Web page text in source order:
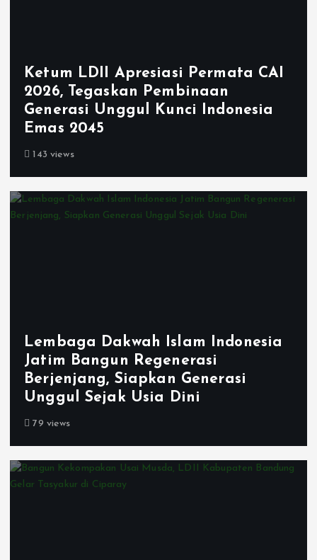
Ketum LDII Apresiasi Permata CAI
2026, Tegaskan Pembinaan
Generasi Unggul Kunci Indonesia
Emas 2045
143 views
Lembaga Dakwah Islam Indonesia
Jatim Bangun Regenerasi
Berjenjang, Siapkan Generasi
Unggul Sejak Usia Dini
79 views